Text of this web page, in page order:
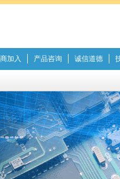
加入 产品咨询 诚信道德